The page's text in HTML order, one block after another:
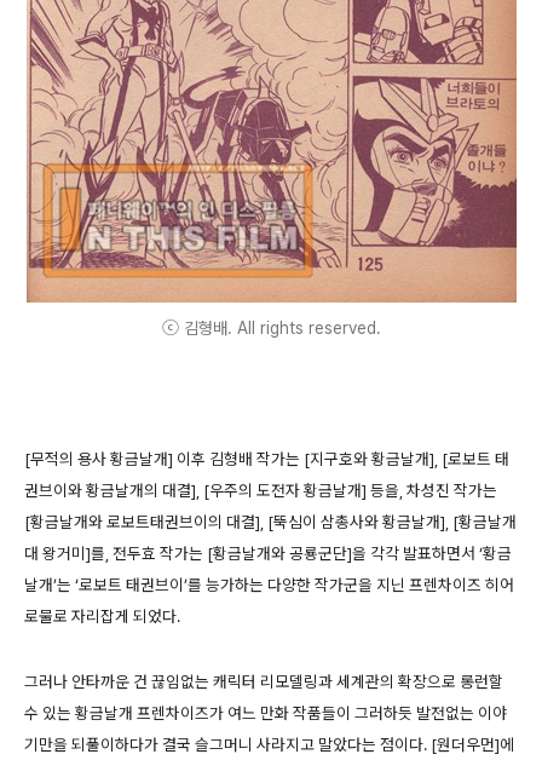
ⓒ 김형배. All rights reserved.
[무적의 용사 황금날개] 이후 김형배 작가는 [지구호와 황금날개], [로보트 태
권브이와 황금날개의 대결], [우주의 도전자 황금날개] 등을, 차성진 작가는
[황금날개와 로보트태권브이의 대결], [뚝심이 삼총사와 황금날개], [황금날개
대 왕거미]를, 전두효 작가는 [황금날개와 공룡군단]을 각각 발표하면서 ‘황금
날개’는 ‘로보트 태권브이’를 능가하는 다양한 작가군을 지닌 프렌차이즈 히어
로물로 자리잡게 되었다.
그러나 안타까운 건 끊임없는 캐릭터 리모델링과 세계관의 확장으로 롱런할
수 있는 황금날개 프렌차이즈가 여느 만화 작품들이 그러하듯 발전없는 이야
기만을 되풀이하다가 결국 슬그머니 사라지고 말았다는 점이다. [원더우먼]에